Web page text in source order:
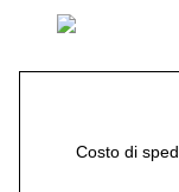
Costo di